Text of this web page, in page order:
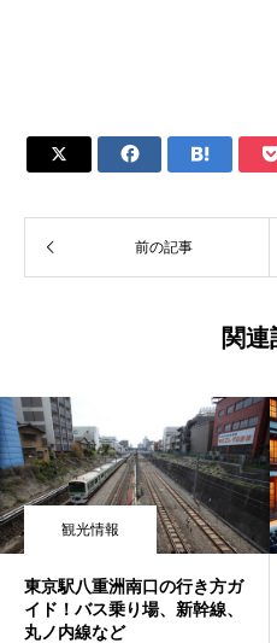
  
前の記事
関連
観光情報
東京駅八重洲南口の行き方ガ
イド！バス乗り場、新幹線、
丸ノ内線など